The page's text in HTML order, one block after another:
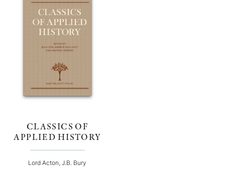
CLASSICS OF
APPLIED HISTORY
Lord Acton, J.B. Bury